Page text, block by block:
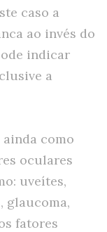
caso a
ao invés do
indicar
a
como
oculares
uveítes,
glaucoma,
fatores